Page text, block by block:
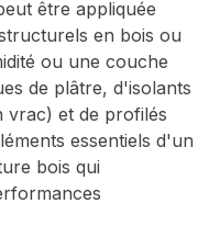
être appliquée
en bois ou
ou une couche
de plâtre, d'isolants
vrac) et de profilés
essentiels d'un
bois qui